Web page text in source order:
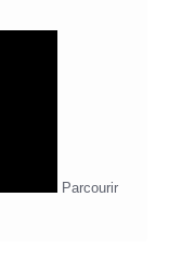
Parcourir